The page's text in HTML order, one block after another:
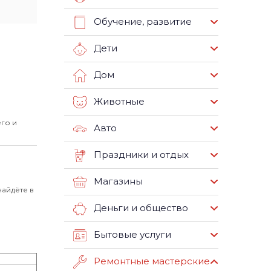
и
в
Обучение, развитие
Дети
Дом
Животные
Авто
Праздники и отдых
Магазины
Деньги и общество
Бытовые услуги
Ремонтные мастерские